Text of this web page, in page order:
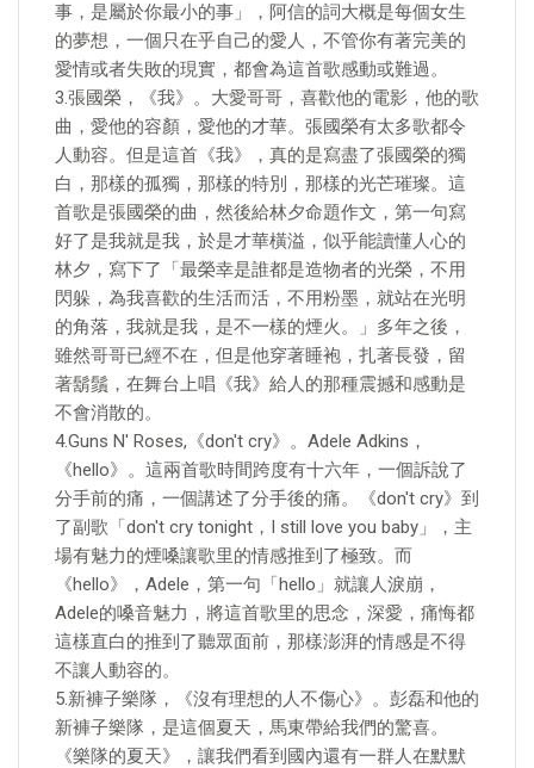
事，是屬於你最小的事」，阿信的詞大概是每個女生
的夢想，一個只在乎自己的愛人，不管你有著完美的
愛情或者失敗的現實，都會為這首歌感動或難過。
3.張國榮，《我》。大愛哥哥，喜歡他的電影，他的歌
曲，愛他的容顏，愛他的才華。張國榮有太多歌都令
人動容。但是這首《我》，真的是寫盡了張國榮的獨
白，那樣的孤獨，那樣的特別，那樣的光芒璀璨。這
首歌是張國榮的曲，然後給林夕命題作文，第一句寫
好了是我就是我，於是才華橫溢，似乎能讀懂人心的
林夕，寫下了「最榮幸是誰都是造物者的光榮，不用
閃躲，為我喜歡的生活而活，不用粉墨，就站在光明
的角落，我就是我，是不一樣的煙火。」多年之後，
雖然哥哥已經不在，但是他穿著睡袍，扎著長發，留
著鬍鬚，在舞台上唱《我》給人的那種震撼和感動是
不會消散的。
4.Guns N' Roses,《don't cry》。Adele Adkins，
《hello》。這兩首歌時間跨度有十六年，一個訴說了
分手前的痛，一個講述了分手後的痛。《don't cry》到
了副歌「don't cry tonight，I still love you baby」，主
場有魅力的煙嗓讓歌里的情感推到了極致。而
《hello》，Adele，第一句「hello」就讓人淚崩，
Adele的嗓音魅力，將這首歌里的思念，深愛，痛悔都
這樣直白的推到了聽眾面前，那樣澎湃的情感是不得
不讓人動容的。
5.新褲子樂隊，《沒有理想的人不傷心》。彭磊和他的
新褲子樂隊，是這個夏天，馬東帶給我們的驚喜。
《樂隊的夏天》，讓我們看到國內還有一群人在默默